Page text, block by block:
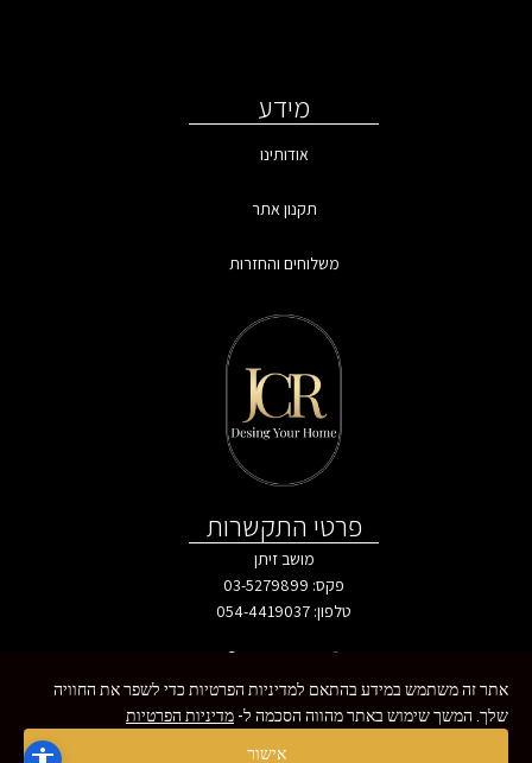
מידע
אודותינו
תקנון אתר
משלוחים והחזרות
פרטי התקשרות
מושב זיתן
פקס: 03-5279899
טלפון: 054-4419037
כל הזכויות שמורות - MoreVision ©
אתר זה משתמש במידע בהתאם למדיניות הפרטיות כדי לשפר את החוויה
שלך. המשך שימוש באתר מהווה הסכמה ל- מדיניות הפרטיות
אישור